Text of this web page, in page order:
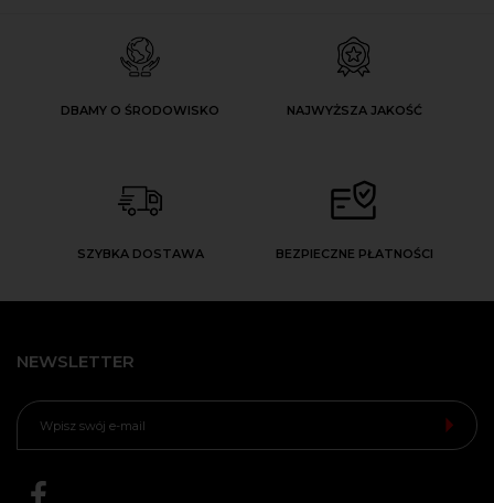
DBAMY O ŚRODOWISKO NAJWYŻSZA JAKOŚĆ
SZYBKA DOSTAWA BEZPIECZNE PŁATNOŚCI
NEWSLETTER